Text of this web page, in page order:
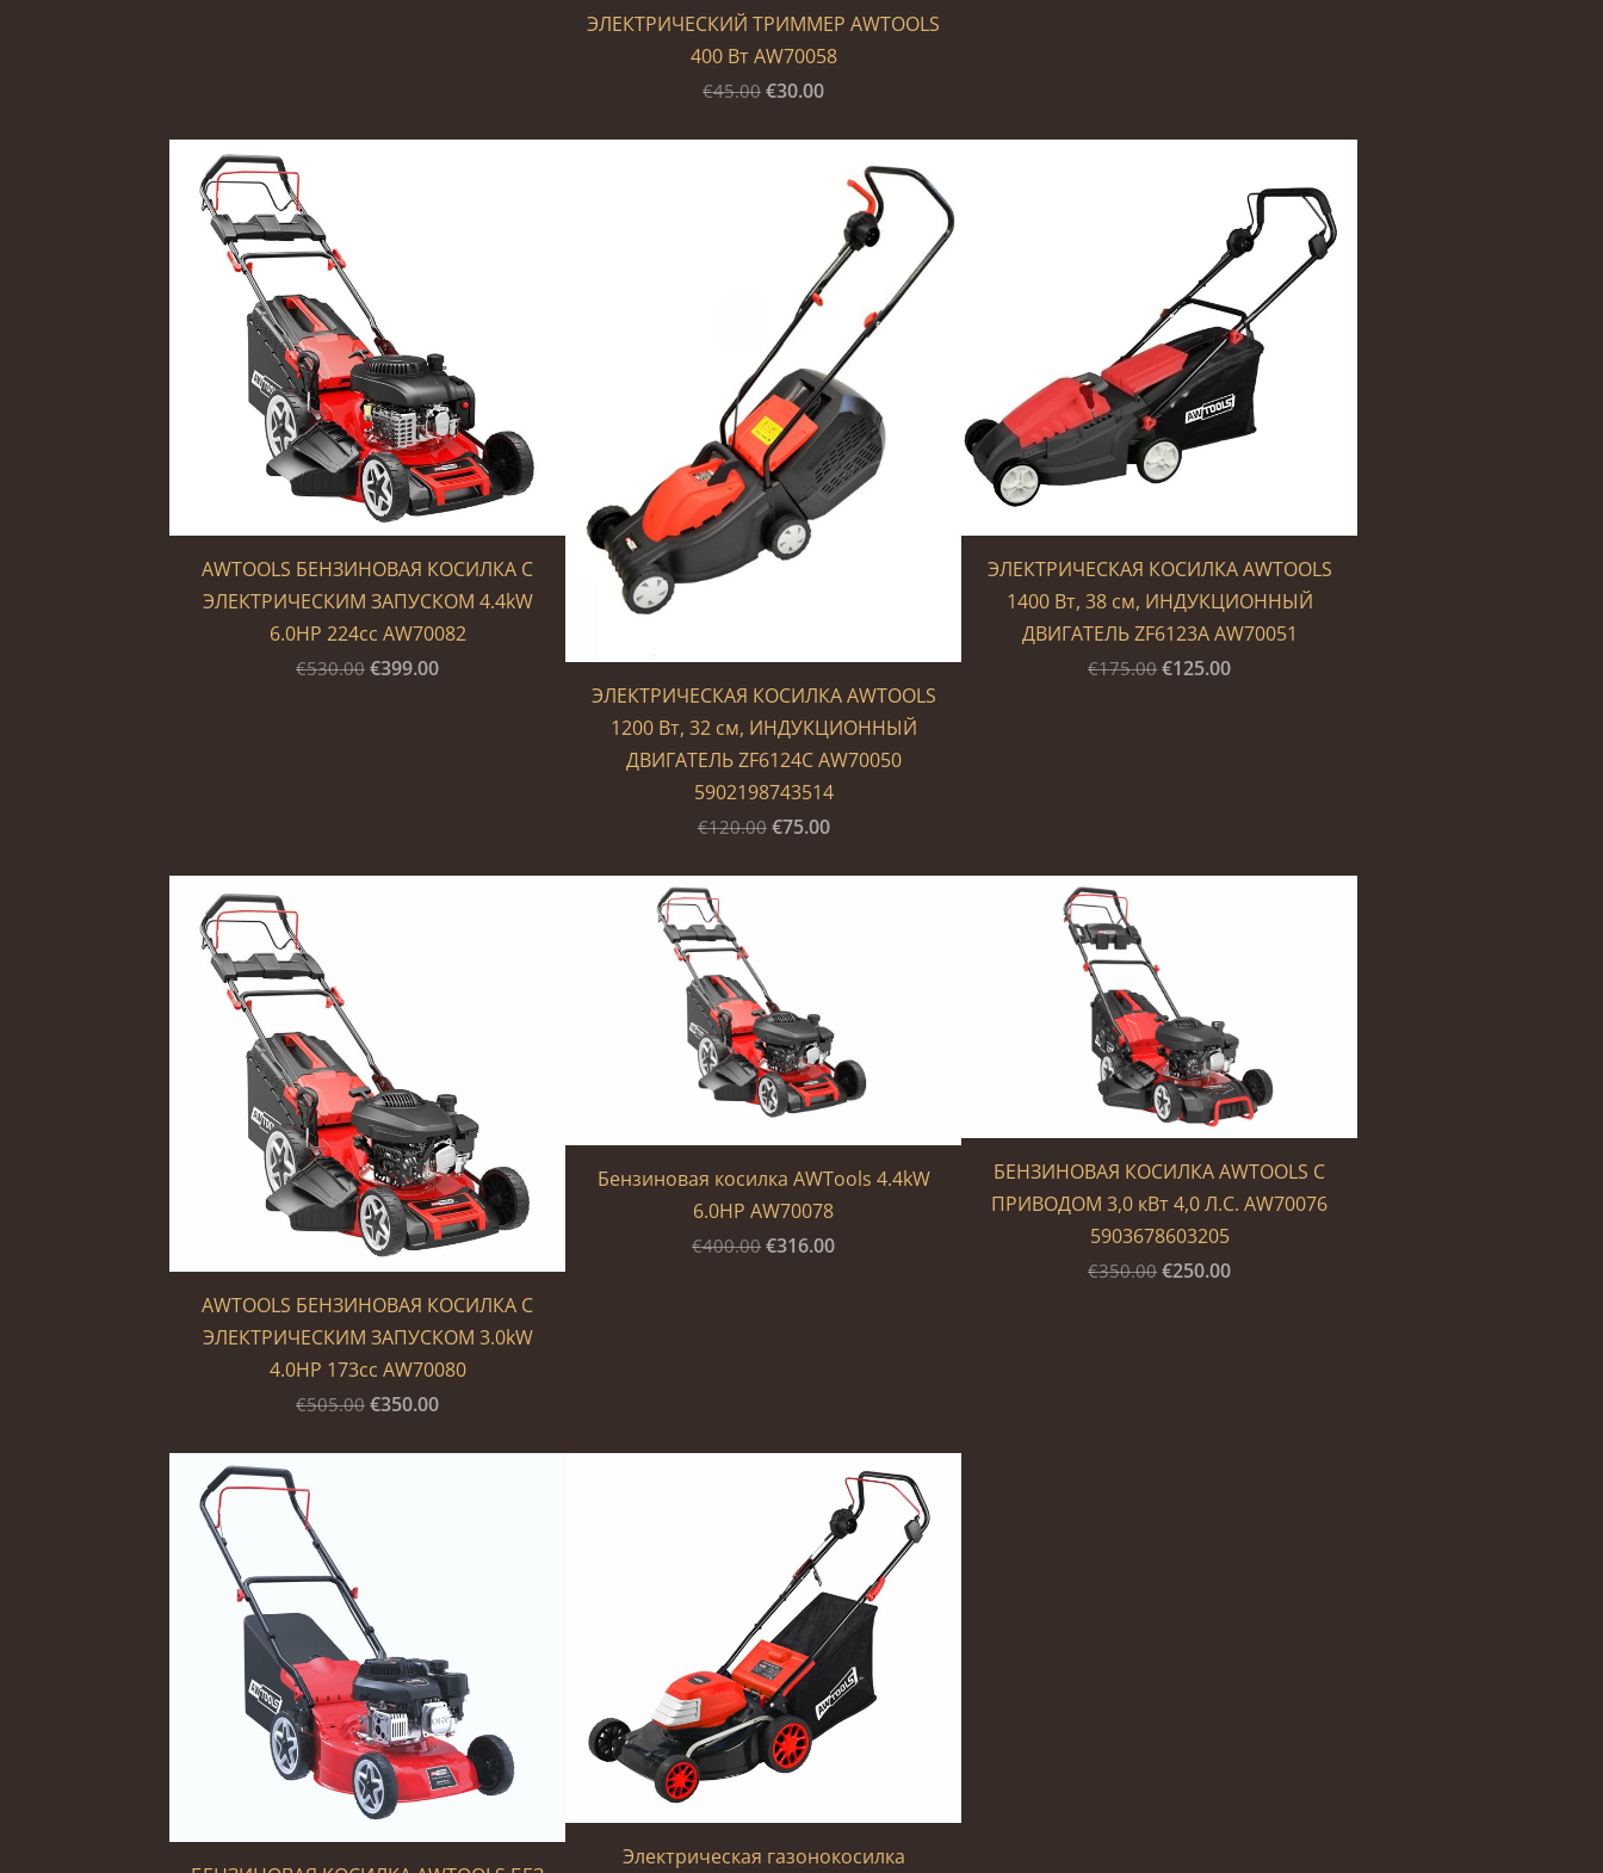
ЭЛЕКТРИЧЕСКИЙ ТРИММЕР AWTOOLS
400 Вт AW70058
€45.00 €30.00
AWTOOLS БЕНЗИНОВАЯ КОСИЛКА С
ЭЛЕКТРИЧЕСКИМ ЗАПУСКОМ 4.4kW
6.0HP 224cc AW70082
€530.00 €399.00
ЭЛЕКТРИЧЕСКАЯ КОСИЛКА AWTOOLS
1200 Вт, 32 см, ИНДУКЦИОННЫЙ
ДВИГАТЕЛЬ ZF6124C AW70050
5902198743514
€120.00 €75.00
ЭЛЕКТРИЧЕСКАЯ КОСИЛКА AWTOOLS
1400 Вт, 38 см, ИНДУКЦИОННЫЙ
ДВИГАТЕЛЬ ZF6123A AW70051
€175.00 €125.00
AWTOOLS БЕНЗИНОВАЯ КОСИЛКА С
ЭЛЕКТРИЧЕСКИМ ЗАПУСКОМ 3.0kW
4.0HP 173cc AW70080
€505.00 €350.00
Бензиновая косилка AWTools 4.4kW
6.0HP AW70078
€400.00 €316.00
БЕНЗИНОВАЯ КОСИЛКА AWTOOLS С
ПРИВОДОМ 3,0 кВт 4,0 Л.С. AW70076
5903678603205
€350.00 €250.00
Электрическая газонокосилка